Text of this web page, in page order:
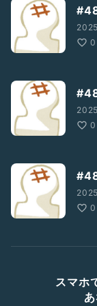
0
0
0
スマホ